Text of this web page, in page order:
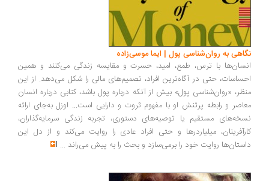
نگاهی به روان‌شناسی پول | ایما موسی‌زاده
انسان‌ها با ترس، طمع، امید، حسرت و مقایسه زندگی می‌کنند و همین
احساسات، حتی در آگاه‌ترین افراد، تصمیم‌های مالی را شکل می‌دهد. از این
منظر، «روان‌شناسی پول» بیش از آنکه درباره پول باشد، کتابی درباره انسان
معاصر و رابطه پرتنش او با مفهوم ثروت و دارایی است... اوزل به‌جای ارائه
نسخه‌های مستقیم یا توصیه‌های دستوری، تجربه زندگی سرمایه‌گذاران،
کارآفرینان، میلیاردرها و حتی افراد عادی را روایت می‌کند و از دل این
داستان‌ها روایت خود را برمی‌سازد و بحث را به پیش می‌راند ...